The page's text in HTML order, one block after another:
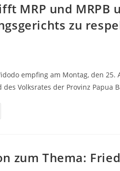
MRP und MRPB
zu
empfing am Montag, den
des Volksrates der Provinz Papua
zum Thema: